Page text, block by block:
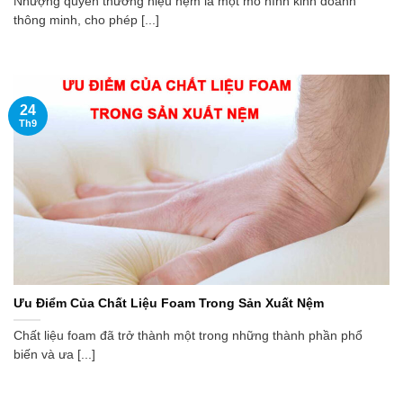
thông minh, cho phép [...]
Ưu Điểm Của Chất Liệu Foam Trong Sản Xuất Nệm
Chất liệu foam đã trở thành một trong những thành phần phổ
biến và ưa [...]
24
Th9